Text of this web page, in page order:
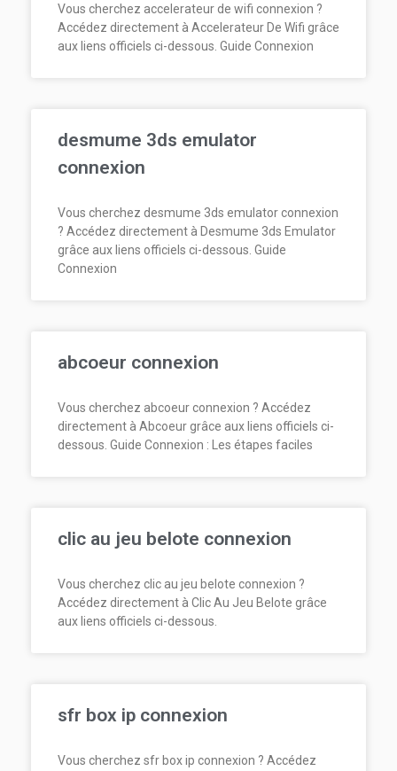
Vous cherchez accelerateur de wifi connexion ?
Accédez directement à Accelerateur De Wifi grâce
aux liens officiels ci-dessous. Guide Connexion
desmume 3ds emulator
connexion
Vous cherchez desmume 3ds emulator connexion
? Accédez directement à Desmume 3ds Emulator
grâce aux liens officiels ci-dessous. Guide
Connexion
abcoeur connexion
Vous cherchez abcoeur connexion ? Accédez
directement à Abcoeur grâce aux liens officiels ci-
dessous. Guide Connexion : Les étapes faciles
clic au jeu belote connexion
Vous cherchez clic au jeu belote connexion ?
Accédez directement à Clic Au Jeu Belote grâce
aux liens officiels ci-dessous.
sfr box ip connexion
Vous cherchez sfr box ip connexion ? Accédez